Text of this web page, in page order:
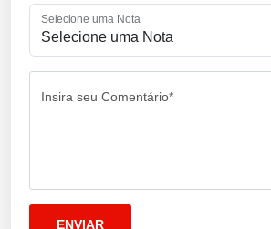
Selecione uma Nota
Insira seu Comentário*